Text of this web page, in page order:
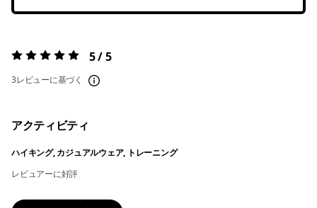
評価:5 / 5 5 / 5
3レビューに基づく
アクティビティ
ハイキング, カジュアルウェア, トレーニング
レビュアーに好評